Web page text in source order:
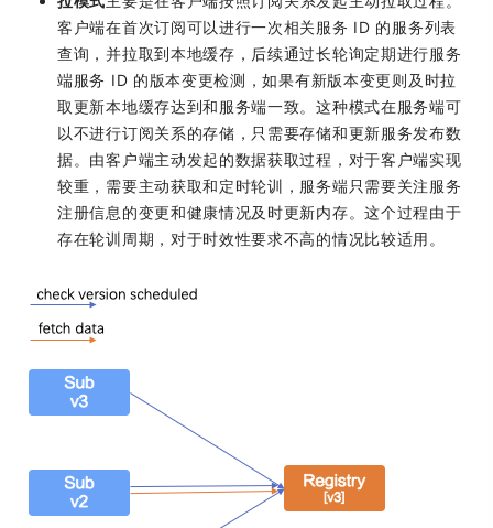
客户端在首次订阅可以进行一次相关服务 ID 的服务列表
查询，并拉取到本地缓存，后续通过长轮询定期进行服务
端服务 ID 的版本变更检测，如果有新版本变更则及时拉
取更新本地缓存达到和服务端一致。这种模式在服务端可
以不进行订阅关系的存储，只需要存储和更新服务发布数
据。由客户端主动发起的数据获取过程，对于客户端实现
较重，需要主动获取和定时轮训，服务端只需要关注服务
注册信息的变更和健康情况及时更新内存。这个过程由于
存在轮训周期，对于时效性要求不高的情况比较适用。